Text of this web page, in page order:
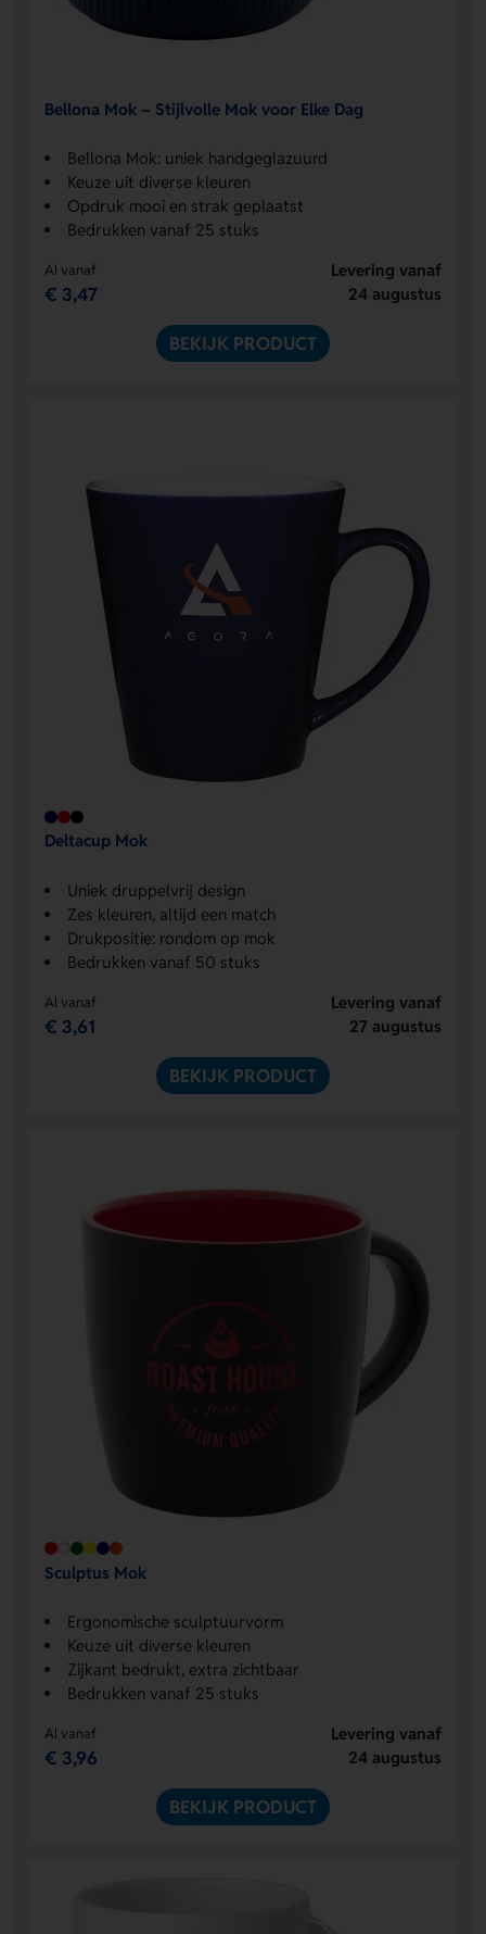
Bellona Mok – Stijlvolle Mok voor Elke Dag
Bellona Mok: uniek handgeglazuurd
Keuze uit diverse kleuren
Opdruk mooi en strak geplaatst
Bedrukken vanaf 25 stuks
Al vanaf
€ 3,47
Levering vanaf
24 augustus
BEKIJK PRODUCT
Deltacup Mok
Uniek druppelvrij design
Zes kleuren, altijd een match
Drukpositie: rondom op mok
Bedrukken vanaf 50 stuks
Al vanaf
€ 3,61
Levering vanaf
27 augustus
BEKIJK PRODUCT
Sculptus Mok
Ergonomische sculptuurvorm
Keuze uit diverse kleuren
Zijkant bedrukt, extra zichtbaar
Bedrukken vanaf 25 stuks
Al vanaf
€ 3,96
Levering vanaf
24 augustus
BEKIJK PRODUCT